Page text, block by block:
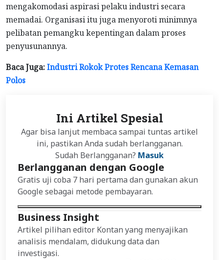
mengakomodasi aspirasi pelaku industri secara
memadai. Organisasi itu juga menyoroti minimnya
pelibatan pemangku kepentingan dalam proses
penyusunannya.
Baca Juga:Industri Rokok Protes Rencana Kemasan
Polos
Ini Artikel Spesial
Agar bisa lanjut membaca sampai tuntas artikel
ini, pastikan Anda sudah berlangganan.
Sudah Berlangganan? Masuk
Berlangganan dengan Google
Gratis uji coba 7 hari pertama dan gunakan akun
Google sebagai metode pembayaran.
Business Insight
Artikel pilihan editor Kontan yang menyajikan
analisis mendalam, didukung data dan
investigasi.